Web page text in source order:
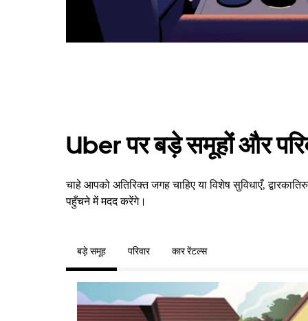
Uber पर बड़े समूहों और
चाहे आपको अतिरिक्त जगह चाहिए या विशेष सुविधाएँ,
पहुँचने में मदद करेंगे।
बड़े समूह परिवार कार रेंटल्स